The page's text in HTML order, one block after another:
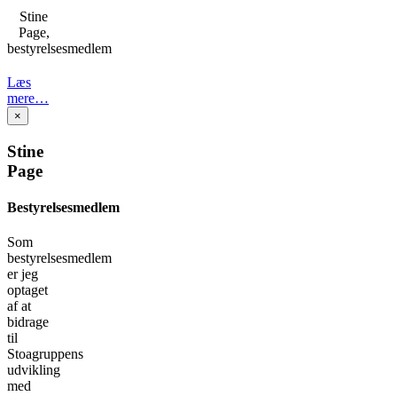
Stine
Page,
bestyrelsesmedlem
Læs
mere…
×
Stine
Page
Bestyrelsesmedlem
Som
bestyrelsesmedlem
er jeg
optaget
af at
bidrage
til
Stoagruppens
udvikling
med